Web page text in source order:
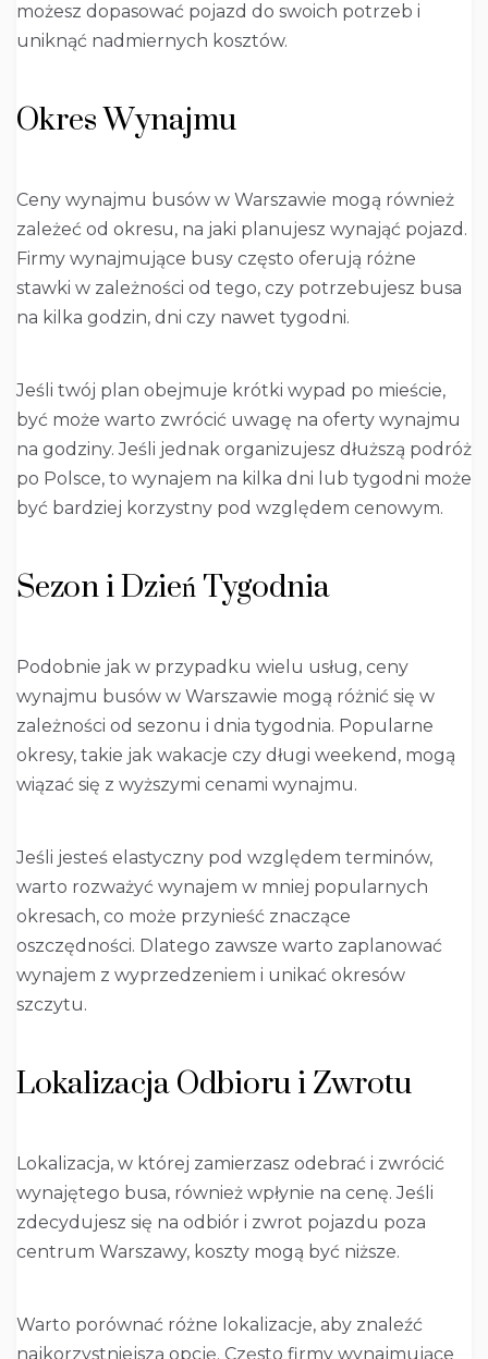
możesz dopasować pojazd do swoich potrzeb i
uniknąć nadmiernych kosztów.
Okres Wynajmu
Ceny wynajmu busów w Warszawie mogą również
zależeć od okresu, na jaki planujesz wynająć pojazd.
Firmy wynajmujące busy często oferują różne
stawki w zależności od tego, czy potrzebujesz busa
na kilka godzin, dni czy nawet tygodni.
Jeśli twój plan obejmuje krótki wypad po mieście,
być może warto zwrócić uwagę na oferty wynajmu
na godziny. Jeśli jednak organizujesz dłuższą podróż
po Polsce, to wynajem na kilka dni lub tygodni może
być bardziej korzystny pod względem cenowym.
Sezon i Dzień Tygodnia
Podobnie jak w przypadku wielu usług, ceny
wynajmu busów w Warszawie mogą różnić się w
zależności od sezonu i dnia tygodnia. Popularne
okresy, takie jak wakacje czy długi weekend, mogą
wiązać się z wyższymi cenami wynajmu.
Jeśli jesteś elastyczny pod względem terminów,
warto rozważyć wynajem w mniej popularnych
okresach, co może przynieść znaczące
oszczędności. Dlatego zawsze warto zaplanować
wynajem z wyprzedzeniem i unikać okresów
szczytu.
Lokalizacja Odbioru i Zwrotu
Lokalizacja, w której zamierzasz odebrać i zwrócić
wynajętego busa, również wpłynie na cenę. Jeśli
zdecydujesz się na odbiór i zwrot pojazdu poza
centrum Warszawy, koszty mogą być niższe.
Warto porównać różne lokalizacje, aby znaleźć
najkorzystniejszą opcję. Często firmy wynajmujące